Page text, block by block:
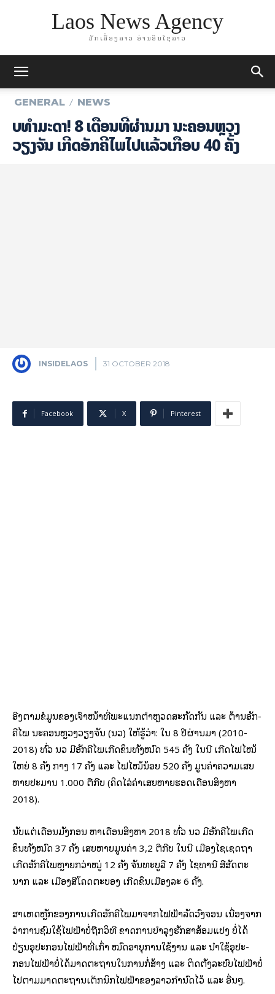
Laos News Agency
ມັກເລື່ອງລາວ ອ່ານອິນໄຊລາວ
GENERAL NEWS
ບໍ່​ທຳ​ມະ​ດາ! 8 ເດືອນ​ທີ່​ຜ່ານ​ມາ ນະຄອນຫຼວງ
ວຽງ​ຈັນ ​ເກີດອັກຄີໄພໄປແລ້ວເກືອບ 40 ຄັ້ງ
INSIDELAOS 31 OCTOBER 2018
Facebook X Pinterest
ອີງ​ຕາມ​ຂໍ້​ມູນ​ຂອງ​ເຈົ້າ​ໜ້າ­ທີ່​ພະ​ແນກ​ຕຳ­ຫຼວດ​ສະ­ກັດ​ກັ້ນ ແລະ ຕ້ານ​ອັກ­
ຄີ​ໄພ ນະ­ຄອນ­ຫຼວງ​ວຽງ​ຈັນ (ນວ) ໃຫ້​ຮູ້​ວ່າ: ໃນ 8 ປີ­ຜ່ານ­ມາ (2010-
2018) ທົ່ວ ນວ ມີ​ອັກ­ຄີ​ໄພ​ເກີດ​ຂຶ້ນ​ທັງ​ໝົດ 545 ຄັ້ງ ໃນ​ນີ້ ເກີດ​ໄຟ​ໄໝ້​
ໃຫຍ່ 8 ຄັ້ງ ກາງ 17 ຄັ້ງ ແລະ ໄຟ​ໄໝ້​ນ້ອຍ 520 ຄັ້ງ ມູນ​ຄ່າ​ຄວາມ​ເສຍ​
ຫາຍ​ປະ­ມານ 1.000 ຕື້​ກີບ (ຄິດ­ໄລ່​ຄ່າ​ເສຍ​ຫາຍ​ຮອດ​ເດືອນ​ສິງ­ຫາ
2018).
ນັບ​ແຕ່​ເດືອນ​ມັງ­ກອນ ຫາ​ເດືອນ​ສິງ­ຫາ 2018 ທົ່ວ ນວ ມີ​ອັກ­ຄີ​ໄພ​ເກີດ​
ຂຶ້ນ​ທັງ​ໝົດ 37 ຄັ້ງ ເສຍ​ຫາຍ​ມູນ​ຄ່າ 3,2 ຕື້​ກີບ ໃນ​ນີ້ ເມືອງ​ໄຊ​ເຊດ​ຖາ
ເກີດ​ອັກ­ຄີ​ໄພ​ຫຼາຍ​ກວ່າ​ໝູ່ 12 ຄັ້ງ ຈັນ­ທະ​ບູ​ລີ 7 ຄັ້ງ ໄຊ​ທາ­ນີ ສີ​ສັດ­ຕະ​
ນາກ ແລະ ເມືອງ​ສີ​ໂຄດ​ຕະ­ບອງ ເກີດ​ຂຶ້ນ​ເມືອງ​ລະ 6 ຄັ້ງ.
ສາ­ເຫດ​ຫຼັກ​ຂອງ​ການ​ເກີດ​ອັກ­ຄີ​ໄພ​ມາ​ຈາກ​ໄຟ­ຟ້າ​ລັດ​ວົງ​ຈອນ ເນື່ອງ​ຈາກ​
ວ່າ­ການ​ຊົມ­ໃຊ້​ໄຟ­ຟ້າ​ບໍ່​ຖືກ​ວິ­ທີ ຂາດ​ການ​ບຳ­ລຸງ​ຮັກ­ສາ​ສ້ອມ­ແປງ ບໍ່​ໄດ້​
ປ່ຽນ​ອຸ­ປະ­ກອນ​ໄຟ­ຟ້າ​ທີ່​ເກົ່າ ໝົດ​ອາ­ຍຸ​ການ​ໃຊ້​ງານ ແລະ ນຳ​ໃຊ້​ອຸ­ປະ­
ກອນ​ໄຟ­ຟ້າ​ບໍ່​ໄດ້​ມາດ­ຕະ­ຖານ​ໃນ​ການ​ກໍ່­ສ້າງ ແລະ ຕິດ​ຕັ້ງ​ລະ­ບົບ​ໄຟ­ຟ້າ​ບໍ່​
ໄປ​ຕາມ​ມາດ­ຕະ­ຖານ​ເຕັກ­ນິກ​ໄຟ­ຟ້າ​ຂອງ​ລາວ​ກຳ­ນົດ​ໄວ້ ແລະ ອື່ນໆ.